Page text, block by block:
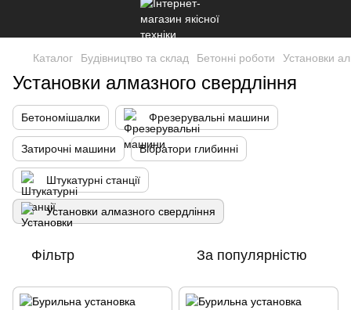
Каталог Будівництво та склад Бетонні роботи Установки
Установки алмазного свердління
Бетономішалки Фрезерувальні машини
Затирочні машини Вібратори глибинні
Штукатурні станції
Установки алмазного свердління
Фільтр За популярністю